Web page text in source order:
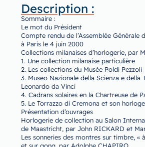
Description :
Sommaire :
Le mot du Président
Compte rendu de l’Assemblée Générale
à Paris le 4 juin 2000
Collections milanaises d’horlogerie, par
1. Une collection milanaise particulière
2. Les collections du Musée Poldi Pezzoli
3. Museo Nazionale della Scienza e della
Leonardo da Vinci
4. Cadrans solaires en la Chartreuse de
5. Le Torrazzo di Cremona et son
Présentation d’ouvrages
Horlogerie de collection au Salon
de Maastricht, par John RICKARD et
Les sonneries des montres sur timbre, «